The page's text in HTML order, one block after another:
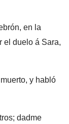
en la
el duelo á Sara,
y habló
dadme